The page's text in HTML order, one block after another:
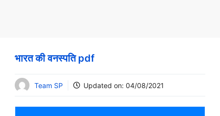
भारत की वनस्पति pdf
Team SP Updated on: 04/08/2021